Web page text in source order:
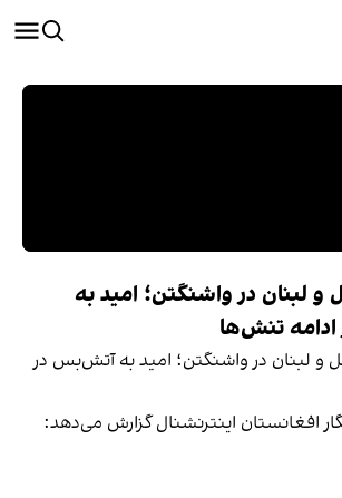
و لبنان در واشنگتن؛ امید به
تنش‌ها
و لبنان در واشنگتن؛ امید به آتش‌بس در
افغانستان اینترنشنال گزارش می‌دهد: